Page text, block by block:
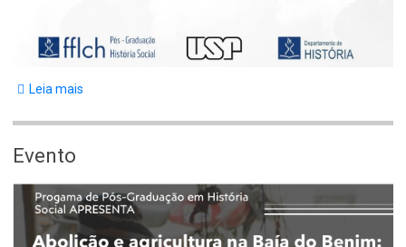
Leia mais
Evento
Body